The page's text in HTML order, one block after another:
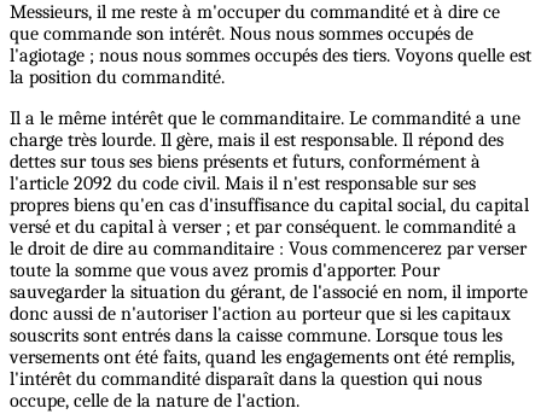
Messieurs, il me reste à m'occuper du commandité et à dire ce
que commande son intérêt. Nous nous sommes occupés de
l'agiotage ; nous nous sommes occupés des tiers. Voyons quelle est
la position du commandité.
Il a le même intérêt que le commanditaire. Le commandité a une
charge très lourde. Il gère, mais il est responsable. Il répond des
dettes sur tous ses biens présents et futurs, conformément à
l'article 2092 du code civil. Mais il n'est responsable sur ses
propres biens qu'en cas d'insuffisance du capital social, du capital
versé et du capital à verser ; et par conséquent. le commandité a
le droit de dire au commanditaire : Vous commencerez par verser
toute la somme que vous avez promis d'apporter. Pour
sauvegarder la situation du gérant, de l'associé en nom, il importe
donc aussi de n'autoriser l'action au porteur que si les capitaux
souscrits sont entrés dans la caisse commune. Lorsque tous les
versements ont été faits, quand les engagements ont été remplis,
l'intérêt du commandité disparaît dans la question qui nous
occupe, celle de la nature de l'action.